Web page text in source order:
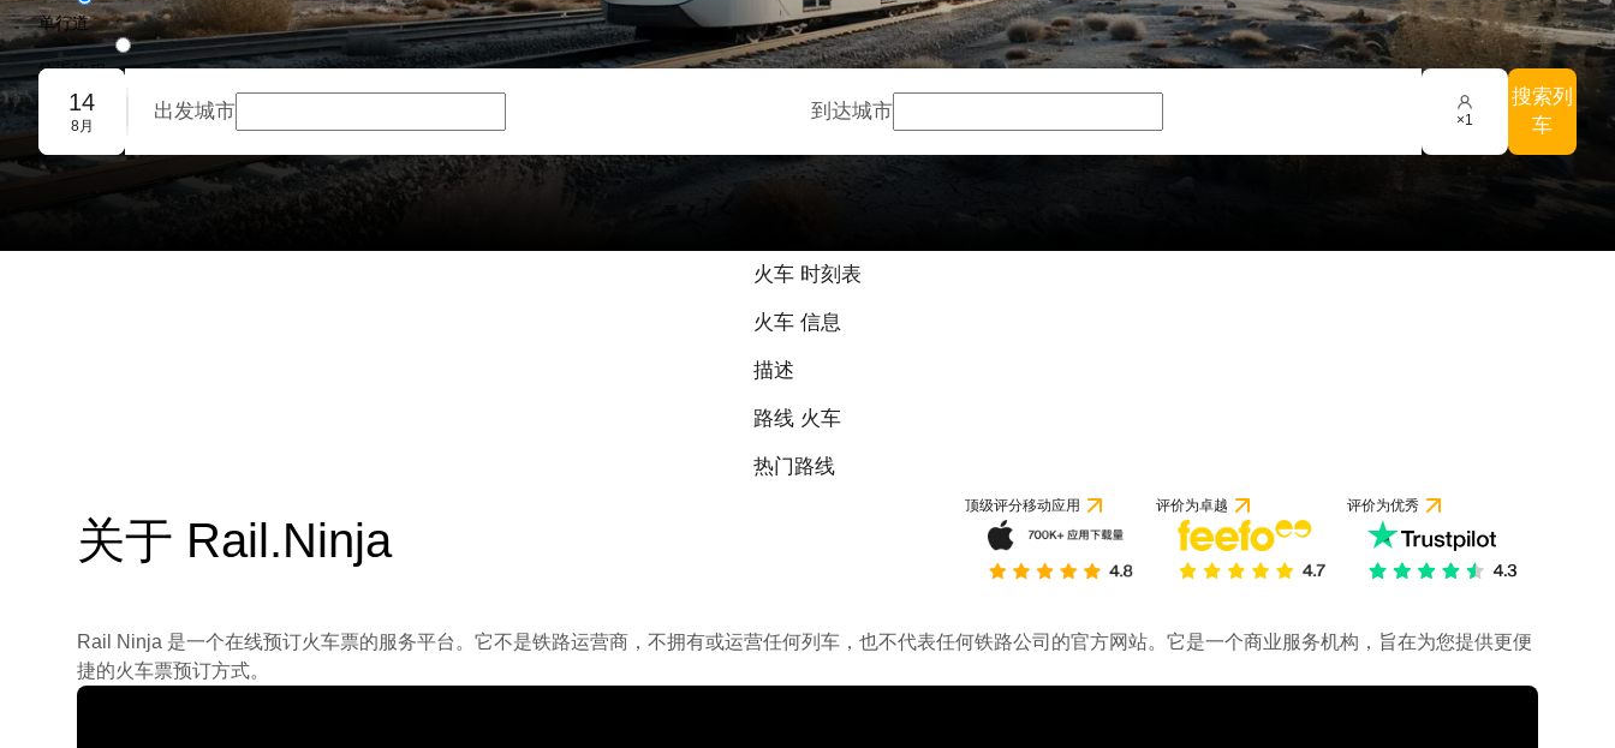
单行道
往返旅程
团体预订
14
8月
出发城市 到达城市 ×1
搜索列
车
火车 时刻表
火车 信息
描述
路线 火车
热门路线
关于 Rail.Ninja
顶级评分移动应用 评价为卓越 评价为优秀
Rail Ninja 是一个在线预订火车票的服务平台。它不是铁路运营商，不拥有或运营任何列车，也不代表任何铁路公司的官方网站。它是一个商业服务机构，旨在为您提供更便
捷的火车票预订方式。